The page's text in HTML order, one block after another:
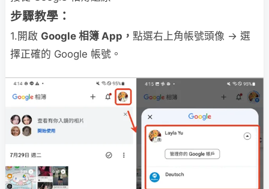
步驟教學：
1.開啟 Google 相簿 App， 點選右上角帳號頭像 → 選
擇正確的 Google 帳號。